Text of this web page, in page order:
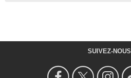
SUIVEZ-NOUS